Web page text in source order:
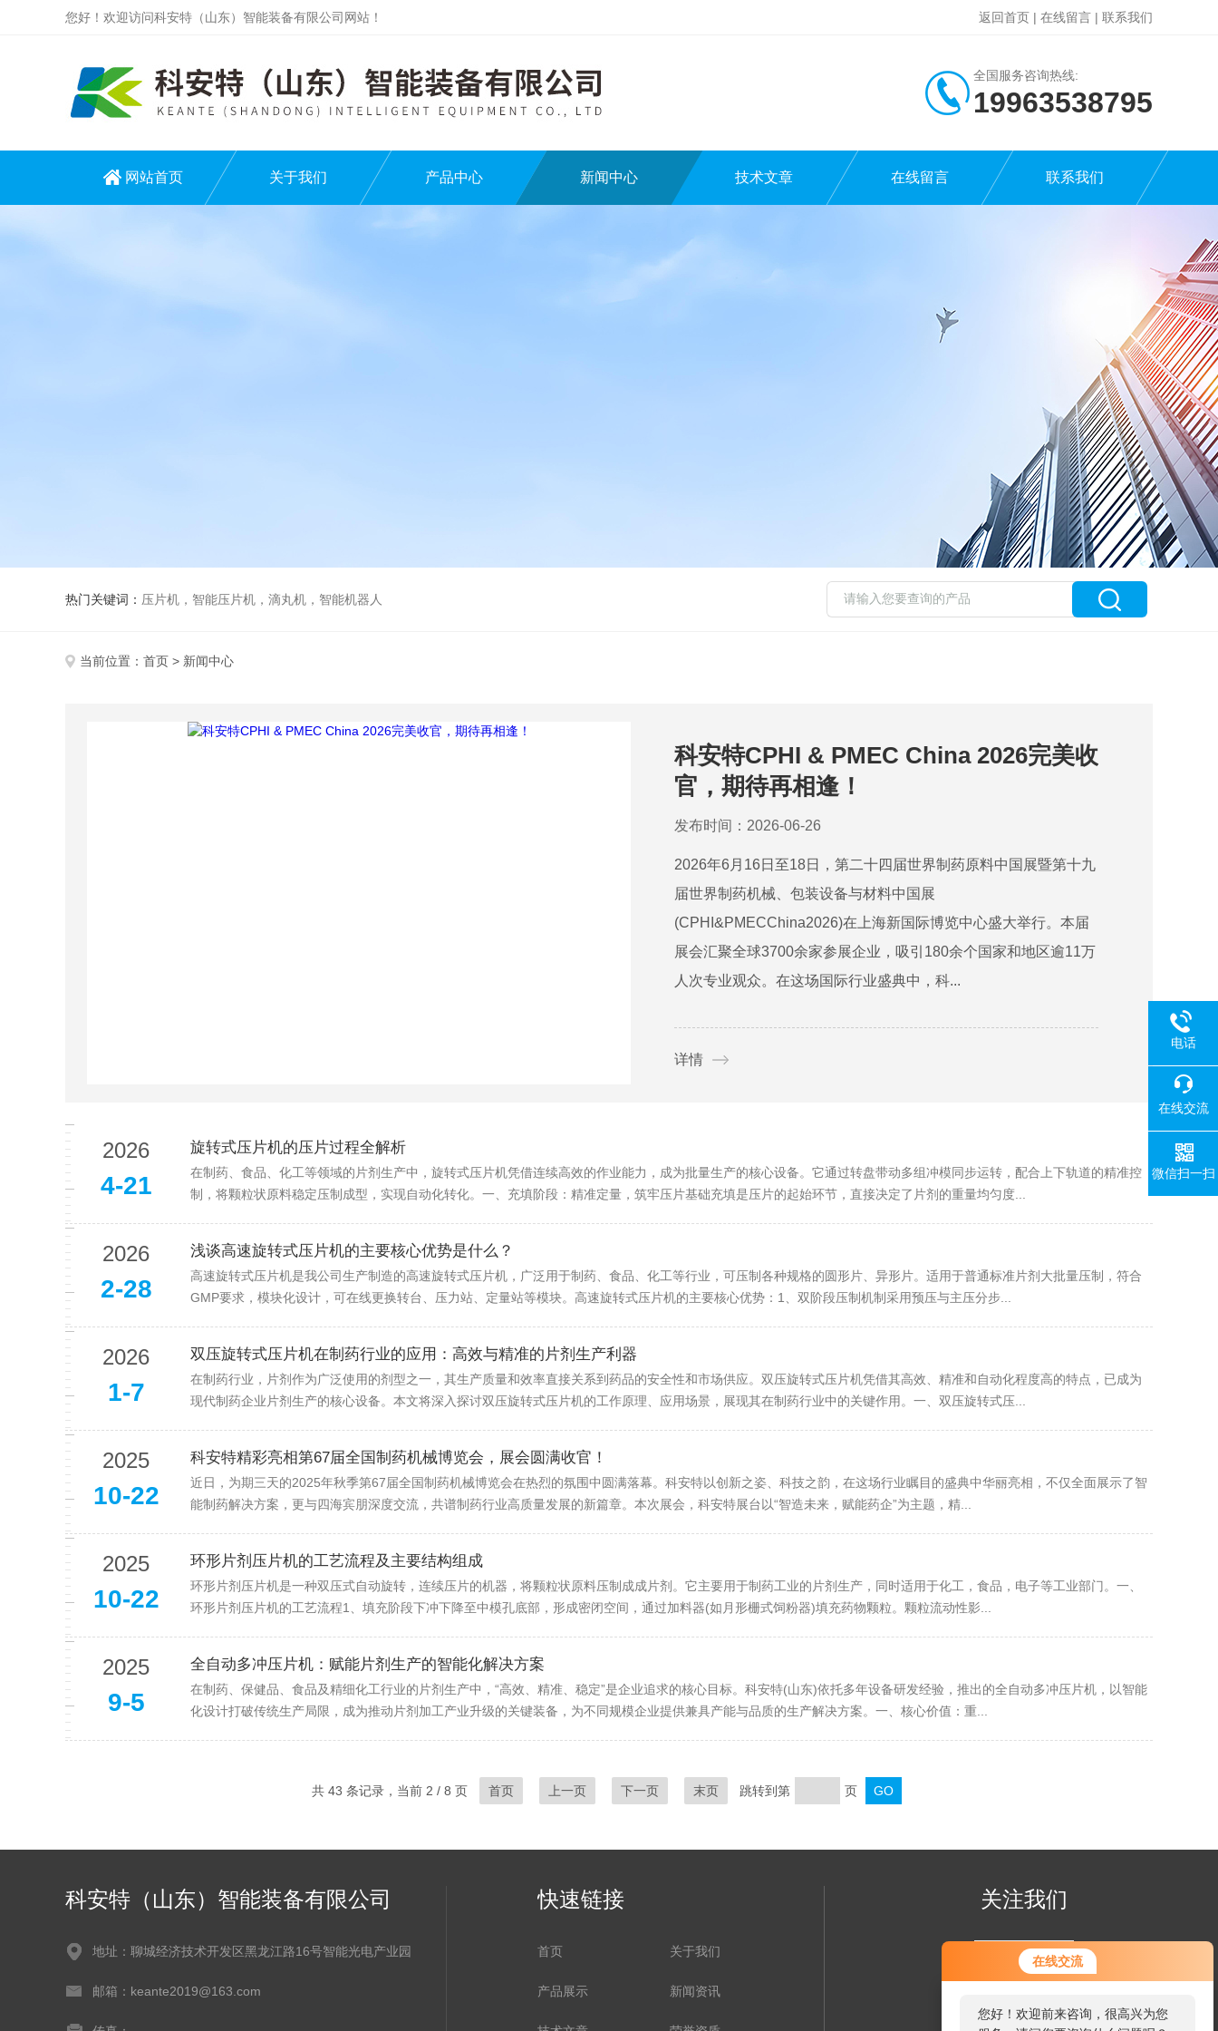
在线交流
您好！欢迎前来咨询，很高兴为您
您好！欢迎访问科安特（山东）智能装备有限公司网站！ 返回首页 | 在线留言 | 联系我们
全国服务咨询热线:
19963538795
网站首页 关于我们 产品中心 新闻中心 技术文章 在线留言 联系我们
热门关键词： 压片机，智能压片机，滴丸机，智能机器人
当前位置： 首页 > 新闻中心
科安特CPHI & PMEC China 2026完美收
官，期待再相逢！
发布时间：2026-06-26
2026年6月16日至18日，第二十四届世界制药原料中国展暨第十九
届世界制药机械、包装设备与材料中国展
(CPHI&PMECChina2026)在上海新国际博览中心盛大举行。本届
展会汇聚全球3700余家参展企业，吸引180余个国家和地区逾11万
人次专业观众。在这场国际行业盛典中，科...
详情
2026
4-21
旋转式压片机的压片过程全解析
在制药、食品、化工等领域的片剂生产中，旋转式压片机凭借连续高效的作业能力，成为批量生产的核心设备。它通过转盘带动多组冲模同步运转，配合上下轨道的精准控
制，将颗粒状原料稳定压制成型，实现自动化转化。一、充填阶段：精准定量，筑牢压片基础充填是压片的起始环节，直接决定了片剂的重量均匀度...
2026
2-28
浅谈高速旋转式压片机的主要核心优势是什么？
高速旋转式压片机是我公司生产制造的高速旋转式压片机，广泛用于制药、食品、化工等行业，可压制各种规格的圆形片、异形片。适用于普通标准片剂大批量压制，符合
GMP要求，模块化设计，可在线更换转台、压力站、定量站等模块。高速旋转式压片机的主要核心优势：1、双阶段压制机制采用预压与主压分步...
2026
1-7
双压旋转式压片机在制药行业的应用：高效与精准的片剂生产利器
在制药行业，片剂作为广泛使用的剂型之一，其生产质量和效率直接关系到药品的安全性和市场供应。双压旋转式压片机凭借其高效、精准和自动化程度高的特点，已成为
现代制药企业片剂生产的核心设备。本文将深入探讨双压旋转式压片机的工作原理、应用场景，展现其在制药行业中的关键作用。一、双压旋转式压...
2025
10-22
科安特精彩亮相第67届全国制药机械博览会，展会圆满收官！
近日，为期三天的2025年秋季第67届全国制药机械博览会在热烈的氛围中圆满落幕。科安特以创新之姿、科技之韵，在这场行业瞩目的盛典中华丽亮相，不仅全面展示了智
能制药解决方案，更与四海宾朋深度交流，共谱制药行业高质量发展的新篇章。本次展会，科安特展台以“智造未来，赋能药企”为主题，精...
2025
10-22
环形片剂压片机的工艺流程及主要结构组成
环形片剂压片机是一种双压式自动旋转，连续压片的机器，将颗粒状原料压制成成片剂。它主要用于制药工业的片剂生产，同时适用于化工，食品，电子等工业部门。一、
环形片剂压片机的工艺流程1、填充阶段‌下冲下降至中模孔底部，形成密闭空间，通过加料器(如月形栅式饲粉器)填充药物颗粒。颗粒流动性影...
2025
9-5
全自动多冲压片机：赋能片剂生产的智能化解决方案​
在制药、保健品、食品及精细化工行业的片剂生产中，“高效、精准、稳定”是企业追求的核心目标。科安特(山东)依托多年设备研发经验，推出的全自动多冲压片机，以智能
化设计打破传统生产局限，成为推动片剂加工产业升级的关键装备，为不同规模企业提供兼具产能与品质的生产解决方案。一、核心价值：重...
共 43 条记录，当前 2 / 8 页 首页 上一页 下一页 末页 跳转到第 页
科安特（山东）智能装备有限公司
地址：聊城经济技术开发区黑龙江路16号智能光电产业园
邮箱：keante2019@163.com
快速链接
首页 关于我们
产品展示 新闻资讯
关注我们
电话
在线交流
微信扫一扫